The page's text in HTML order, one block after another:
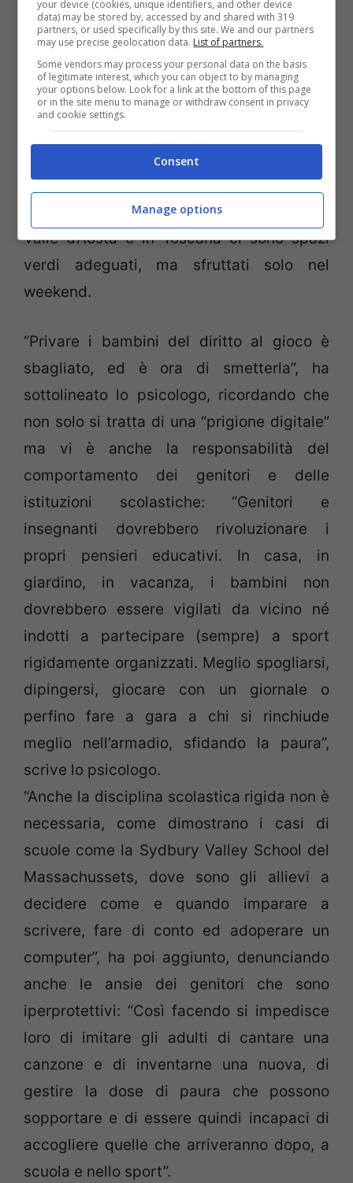
in città e un 47% non legge un libro
all’anno. Inoltre, vi sono mancanza di spazi
per i bambini e limiti per i costi e orari per
cui solo 2 bambini su 10 in Italia possono.
Un divario regionale per cui Sicilia,
Campania e Calabria sono tra le Regioni
con meno spazi di gioco collettivi a
disposizione mentre solo a Bolzano, in
Valle d’Aosta e in Toscana ci sono spazi
verdi adeguati, ma sfruttati solo nel
weekend.
“Privare i bambini del diritto al gioco è
sbagliato, ed è ora di smetterla”, ha
sottolineato lo psicologo, ricordando che
non solo si tratta di una “prigione digitale”
ma vi è anche la responsabilità del
comportamento dei genitori e delle
istituzioni scolastiche: “Genitori e
insegnanti dovrebbero rivoluzionare i
propri pensieri educativi. In casa, in
giardino, in vacanza, i bambini non
dovrebbero essere vigilati da vicino né
indotti a partecipare (sempre) a sport
rigidamente organizzati. Meglio spogliarsi,
dipingersi, giocare con un giornale o
perfino fare a gara a chi si rinchiude
meglio nell’armadio, sfidando la paura”,
scrive lo psicologo.
“Anche la disciplina scolastica rigida non è
necessaria, come dimostrano i casi di
scuole come la Sydbury Valley School del
Massachussets, dove sono gli allievi a
decidere come e quando imparare a
scrivere, fare di conto ed adoperare un
computer”, ha poi aggiunto, denunciando
anche le ansie dei genitori che sono
iperprotettivi: “Così facendo si impedisce
loro di imitare gli adulti di cantare una
canzone e di inventarne una nuova, di
gestire la dose di paura che possono
sopportare e di essere quindi incapaci di
accogliere quelle che arriveranno dopo, a
scuola e nello sport”.
your device (cookies, unique identifiers, and other device
data) may be stored by, accessed by and shared with 319
partners, or used specifically by this site. We and our partners
may use precise geolocation data. List of partners.
Some vendors may process your personal data on the basis
of legitimate interest, which you can object to by managing
your options below. Look for a link at the bottom of this page
or in the site menu to manage or withdraw consent in privacy
and cookie settings.
Consent
Manage options